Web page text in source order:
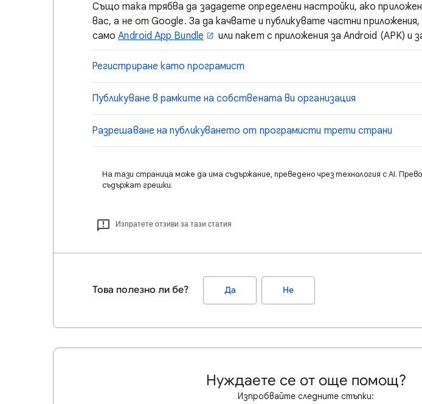
Също така трябва да зададете определени настройки, ако
вас, а не от Google. За да качвате и публикувате частни
самоAndroid App Bundle или пакет с приложения за Android (APK) и
Регистриране като програмист
Публикуване в рамките на собствената ви организация
Разрешаване на публикуването от програмисти трети страни
На тази страница може да има съдържание, преведено чрез технология с AI.
съдържат грешки.
Изпратете отзиви за тази статия
Това полезно ли бе? Да Не
Нуждаете се от още помощ?
Изпробвайте следните стъпки: